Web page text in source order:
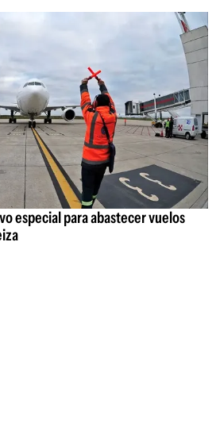
especial para abastecer vuelos